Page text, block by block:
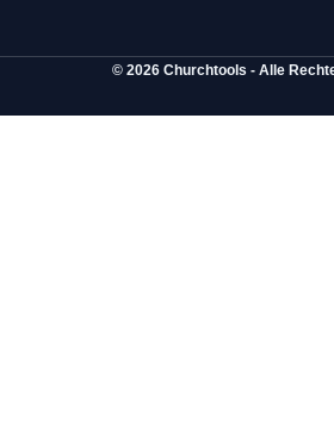
© 2026 Churchtools - Alle